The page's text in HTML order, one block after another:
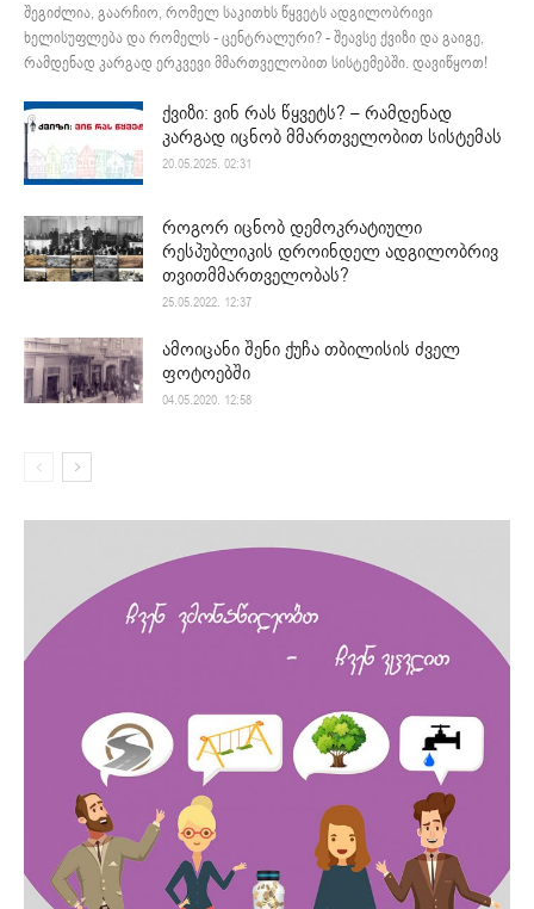
შეგიძლია, გაარჩიო, რომელ საკითხს წყვეტს ადგილობრივი
ხელისუფლება და რომელს - ცენტრალური? - შეავსე ქვიზი და გაიგე,
რამდენად კარგად ერკვევი მმართველობით სისტემებში. დავიწყოთ!
ქვიზი: ვინ რას წყვეტს? – რამდენად
კარგად იცნობ მმართველობით სისტემას
20.05.2025. 02:31
როგორ იცნობ დემოკრატიული
რესპუბლიკის დროინდელ ადგილობრივ
თვითმმართველობას?
25.05.2022. 12:37
ამოიცანი შენი ქუჩა თბილისის ძველ
ფოტოებში
04.05.2020. 12:58